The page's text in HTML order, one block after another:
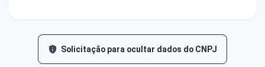
Solicitação para ocultar dados do CNPJ